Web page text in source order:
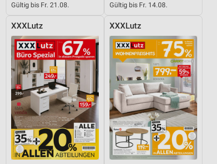
Gültig bis Fr. 21.08. Gültig bis Fr. 14.08.
XXXLutz XXXLutz